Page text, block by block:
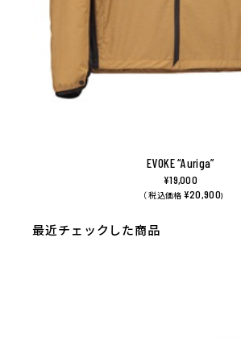
EVOKE “Auriga”
¥19,000
（ 税込価格 ¥20,900)
最近チェックした商品